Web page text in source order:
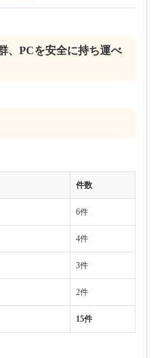
、PCを安全に持ち運べ
件数
6件
4件
3件
2件
15件